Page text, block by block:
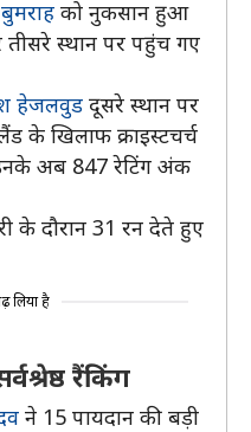
को नुकसान हुआ
स्थान पर पहुंच गए
हेजलवुड दूसरे स्थान पर
के खिलाफ क्राइस्टचर्च
अब 847 रेटिंग अंक
के दौरान 31 रन देते हुए
लिया है
रैंकिंग
ने 15 पायदान की बड़ी